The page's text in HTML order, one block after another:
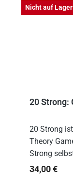
Nicht auf Lager
20 Strong:
20 Strong
Theory
Strong
einfachen
Regulärer
34,00 €